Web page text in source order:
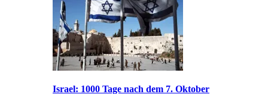
Israel: 1000 Tage nach dem 7. Oktober